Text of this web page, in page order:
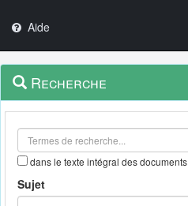
Aide
Navigation
outils
Menu
contextuel
Recherche
dans le texte intégral des documents
Sujet